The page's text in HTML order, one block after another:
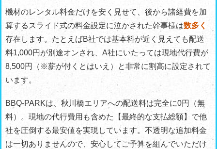
機材のレンタル料金だけを安く見せて、後から諸経費を加
算するスライド式の料金設定に泣かされた幹事様は数多く
存在します。たとえばB社では基本料が近く見えても配送
料1,000円が別途オンされ、A社にいたっては現地代行費が
8,500円（※薪が付くとはいえ）と非常に割高に設定されて
います。
BBQ-PARKは、秋川橋エリアへの配送料は完全に0円（無
料）。現地の代行費用も含めた【最終的な支払総額】で他
社を圧倒する最安値を実現しています。不透明な追加料金
は一切ありませんので、安心してご予算を組んでいただけ